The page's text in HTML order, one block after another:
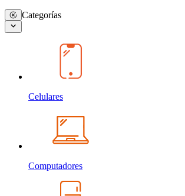
Categorías
Celulares
Computadores